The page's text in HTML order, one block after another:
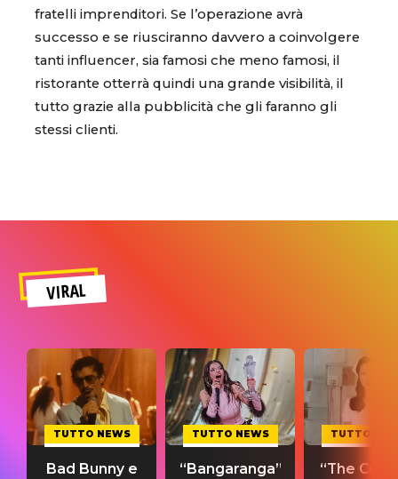
fratelli imprenditori. Se l’operazione avrà
successo e se riusciranno davvero a coinvolgere
tanti influencer, sia famosi che meno famosi, il
ristorante otterrà quindi una grande visibilità, il
tutto grazie alla pubblicità che gli faranno gli
stessi clienti.
VIRAL
TUTTO NEWS
Bad Bunny e
TUTTO NEWS
“Bangaranga”
TUTTO
“The